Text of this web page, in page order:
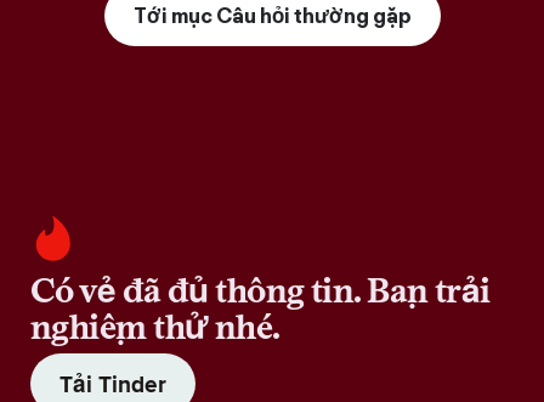
Tới mục Câu hỏi thường gặp
Có vẻ đã đủ thông tin. Bạn trải
nghiệm thử nhé.
Tải Tinder